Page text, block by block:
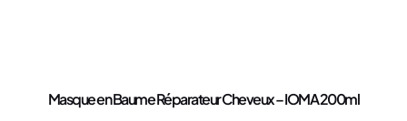
Masque en Baume Réparateur Cheveux – IOMA 200ml